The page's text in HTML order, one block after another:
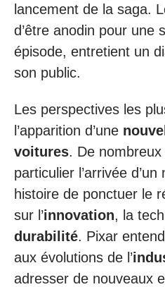
lancement de la saga.
d’être anodin pour une
épisode, entretient un
son public.
Les perspectives les
l’apparition d’une
voitures. De
particulier l’arrivée
histoire de ponctuer le
sur l’innovation, la
durabilité. Pixar
aux évolutions de l’
adresser de nouveaux